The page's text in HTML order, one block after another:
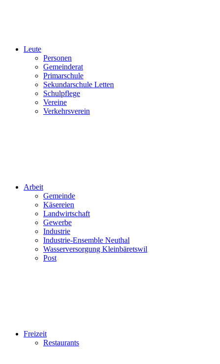
Leute
Personen
Gemeinderat
Primarschule
Sekundarschule Letten
Schulpflege
Vereine
Verkehrsverein
Arbeit
Gemeinde
Käsereien
Landwirtschaft
Gewerbe
Industrie
Industrie-Ensemble Neuthal
Wasserversorgung Kleinbäretswil
Post
Freizeit
Restaurants